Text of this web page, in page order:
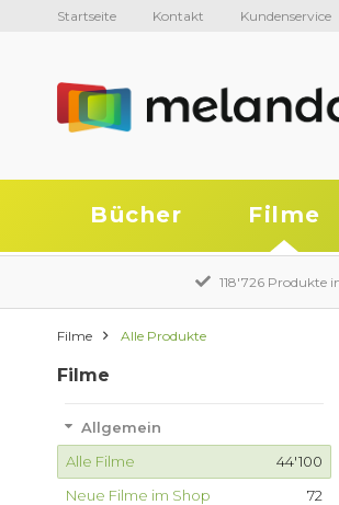
Startseite Kontakt Kundenservice
Bücher Filme
118'726 Produkte
Filme Alle Produkte
Filme
Allgemein
44'100
Alle Filme
72
Neue Filme im Shop